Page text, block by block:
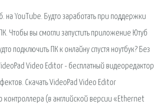
на YouTube. Будто заработать при поддержки
Чтобы вы смогли запустить приложение Ютуб
подключить ПК к онлайну спустя ноутбук? Без
Video Editor - бесплатный видеоредактор
Скачать VideoPad Video Editor
контроллера (в английской версии «Ethernet